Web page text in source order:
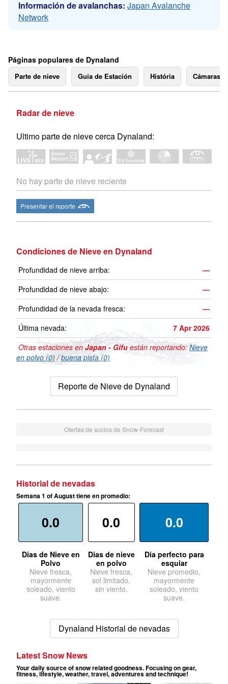
Información de avalanchas: Japan Avalanche
Network
Páginas populares de Dynaland
Parte de nieve Guía de Estación História Cámaras
Radar de nieve
Ultimo parte de nieve cerca Dynaland:
No hay parte de nieve reciente
Presentar el reporte
Condiciones de Nieve en Dynaland
Profundidad de nieve arriba:
—
Profundidad de nieve abajo:
—
Profundidad de la nevada fresca:
—
Última nevada:
7 Apr 2026
Otras estaciones enJapan - Gifu están reportando: Nieve
en polvo (0) /buena pista (0)
Reporte de Nieve de Dynaland
Ofertas de socios de Snow-Forecast
Historial de nevadas
Semana 1 of August tiene en promedio:
0.0
Dias de Nieve en
Polvo
Nieve fresca,
mayormente
soleado, viento
suave.
0.0
Dias de nieve
en polvo
Nieve fresca,
sol limitado,
sin viento.
0.0
Dia perfecto para
esquiar
Nieve promedio,
mayormente
soleado, viento
suave.
Dynaland Historial de nevadas